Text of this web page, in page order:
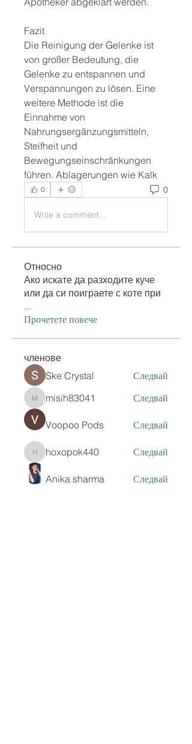
Fazit
Die Reinigung der Gelenke ist
von großer Bedeutung, die
Gelenke zu entspannen und
Verspannungen zu lösen. Eine
weitere Methode ist die
Einnahme von
Nahrungsergänzungsmitteln,
Steifheit und
Bewegungseinschränkungen
führen. Ablagerungen wie Kalk
0 0
Write a comment...
Относно
Ако искате да разходите куче
или да си поиграете с коте при
...
Прочетете повече
членове
Ske Crystal Следвай
misih83041
misih83041 Следвай
Voopoo Pods Следвай
hoxopok440
hoxopok440 Следвай
Anika sharma
Следвай